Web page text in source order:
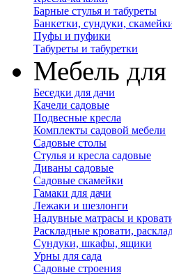
Барные стулья и табуреты
Банкетки, сундуки,
Пуфы и пуфики
Табуреты и табуретки
Мебель для
Беседки для дачи
Качели садовые
Подвесные кресла
Комплекты садовой мебели
Садовые столы
Стулья и кресла садовые
Диваны садовые
Садовые скамейки
Гамаки для дачи
Лежаки и шезлонги
Надувные матрасы и
Раскладные кровати,
Сундуки, шкафы, ящики
Урны для сада
Садовые строения